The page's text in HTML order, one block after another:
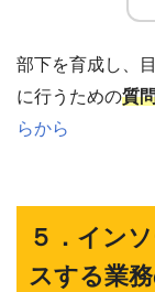
部下を育成し、
に行うための質
らから
５．イン
スする業